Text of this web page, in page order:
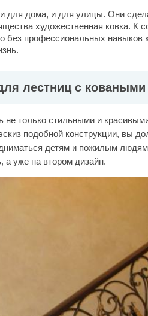
для дома, и для улицы. Они
художественная ковка. К
без профессиональных навыков
лестниц с
только стильными и
подобной конструкции, вы
детям и пожилым
а уже на втором дизайн.